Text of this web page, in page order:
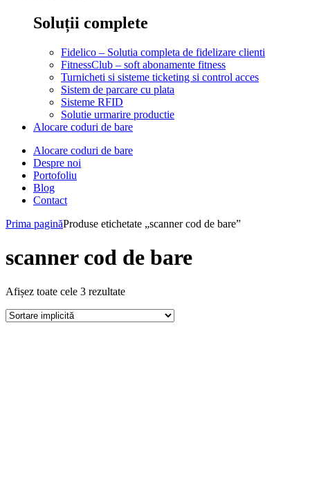
Soluții complete
Fidelico – Solutia completa de fidelizare clienti
FitnessClub – soft abonamente fitness
Turnicheti si sisteme ticketing si control acces
Sistem de parcare cu plata
Sisteme RFID
Solutie urmarire productie
Alocare coduri de bare
Alocare coduri de bare
Despre noi
Portofoliu
Blog
Contact
Prima paginăProduse etichetate „scanner cod de bare”
scanner cod de bare
Afișez toate cele 3 rezultate